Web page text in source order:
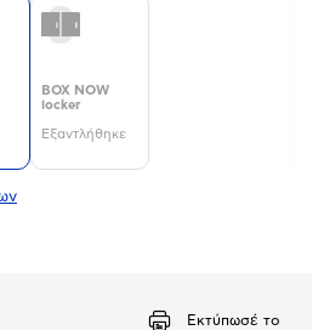
BOX NOW
locker
Εξαντλήθηκε
Εκτύπωσέ το